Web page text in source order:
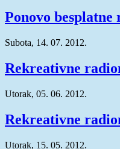
Ponovo
Subota, 14. 07. 2012.
Rekreativne
Utorak, 05. 06. 2012.
Rekreativne
Utorak, 15. 05. 2012.